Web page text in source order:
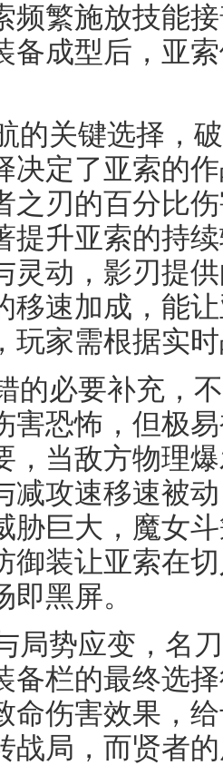
频繁施放技能
备成型后，亚
的关键选择，
决定了亚索的
之刃的百分比
提升亚索的持
灵动，影刃提
移速加成，能
玩家需根据实
的必要补充，
害恐怖，但极
，当敌方物理
减攻速移速被
胁巨大，魔女
御装让亚索在
黑屏。
局势应变，名
备栏的最终选
命伤害效果，
战局，而贤者